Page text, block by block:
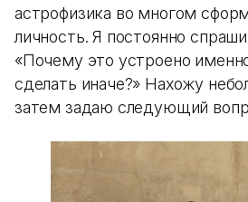
астрофизика во многом
личность. Я постоянно
«Почему это устроено
сделать иначе?» Нахожу
затем задаю следующий